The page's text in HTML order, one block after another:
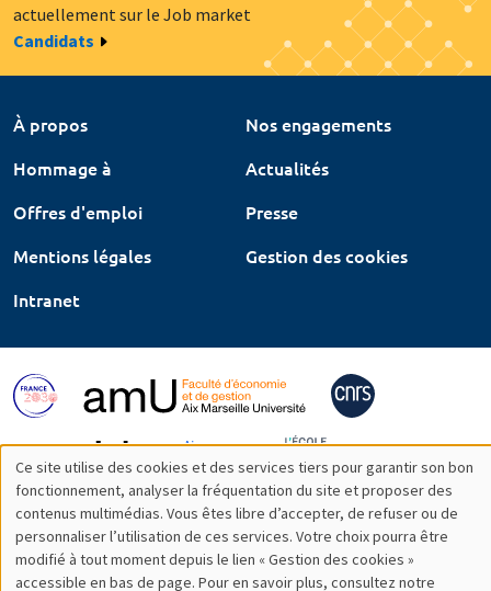
actuellement sur le Job market
Candidats
À propos
Nos engagements
Hommage à
Actualités
Offres d'emploi
Presse
Mentions légales
Gestion des cookies
Intranet
Utilisation
des
données
Ce site utilise des cookies et des services tiers pour garantir son bon
fonctionnement, analyser la fréquentation du site et proposer des
contenus multimédias. Vous êtes libre d’accepter, de refuser ou de
personnaliser l’utilisation de ces services. Votre choix pourra être
modifié à tout moment depuis le lien « Gestion des cookies »
accessible en bas de page. Pour en savoir plus, consultez notre